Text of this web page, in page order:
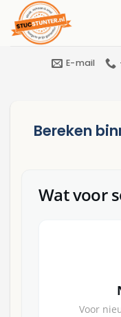
naar
inhoud
E-mail
Bereken